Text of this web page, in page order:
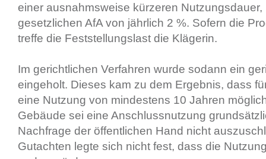
einer ausnahmsweise kürzeren
gesetzlichen AfA von jährlich 2 %. Sofern die
treffe die Feststellungslast die Klägerin.
Im gerichtlichen Verfahren wurde sodann ein
eingeholt. Dieses kam zu dem Ergebnis, dass
eine Nutzung von mindestens 10 Jahren
Gebäude sei eine Anschlussnutzung
Nachfrage der öffentlichen Hand nicht
Gutachten legte sich nicht fest, dass die